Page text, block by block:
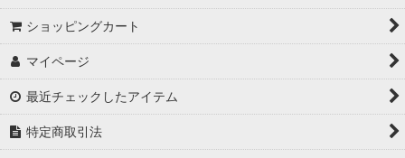
ショッピングカート
マイページ
最近チェックしたアイテム
特定商取引法